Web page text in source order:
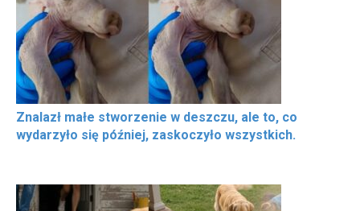
Znalazł małe stworzenie w deszczu, ale to, co
wydarzyło się później, zaskoczyło wszystkich.